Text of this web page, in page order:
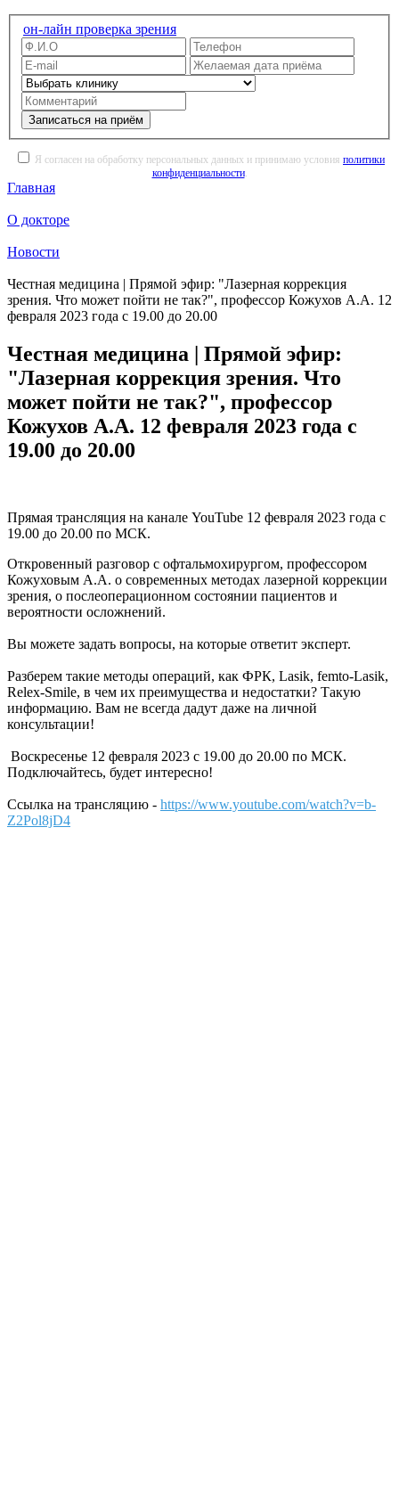
он-лайн проверка зрения
Записаться на приём
Я согласен на обработку персональных данных и принимаю условия политики
конфиденциальности.
Главная
О докторе
Новости
Честная медицина | Прямой эфир: "Лазерная коррекция
зрения. Что может пойти не так?", профессор Кожухов А.А. 12
февраля 2023 года с 19.00 до 20.00
Честная медицина | Прямой эфир:
"Лазерная коррекция зрения. Что
может пойти не так?", профессор
Кожухов А.А. 12 февраля 2023 года с
19.00 до 20.00
Прямая трансляция на канале YouTube 12 февраля 2023 года с
19.00 до 20.00 по МСК.
Откровенный разговор с офтальмохирургом, профессором
Кожуховым А.А. о современных методах лазерной коррекции
зрения, о послеоперационном состоянии пациентов и
вероятности осложнений.
Вы можете задать вопросы, на которые ответит эксперт.
Разберем такие методы операций, как ФРК, Lasik, femto-Lasik,
Relex-Smile, в чем их преимущества и недостатки? Такую
информацию. Вам не всегда дадут даже на личной
консультации!
Воскресенье 12 февраля 2023 с 19.00 до 20.00 по МСК.
Подключайтесь, будет интересно!
Ссылка на трансляцию - https://www.youtube.com/watch?v=b-
Z2Pol8jD4